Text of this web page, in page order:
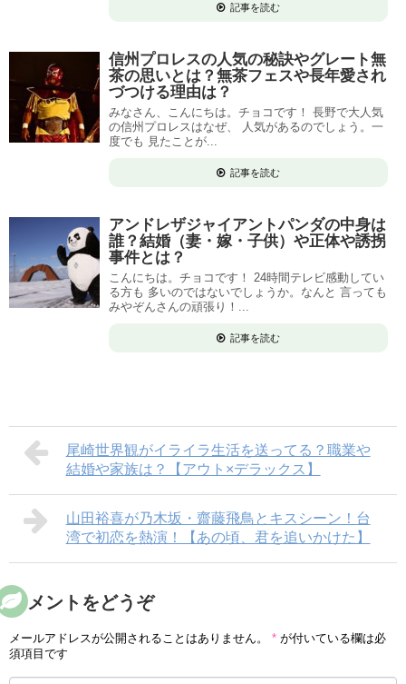
記事を読む
信州プロレスの人気の秘訣やグレート無
茶の思いとは？無茶フェスや長年愛され
づつける理由は？
みなさん、こんにちは。チョコです！ 長野で大人気
の信州プロレスはなぜ、 人気があるのでしょう。一
度でも 見たことが...
記事を読む
アンドレザジャイアントパンダの中身は
誰？結婚（妻・嫁・子供）や正体や誘拐
事件とは？
こんにちは。チョコです！ 24時間テレビ感動してい
る方も 多いのではないでしょうか。なんと 言っても
みやぞんさんの頑張り！...
記事を読む
尾崎世界観がイライラ生活を送ってる？職業や
結婚や家族は？【アウト×デラックス】
山田裕喜が乃木坂・齋藤飛鳥とキスシーン！台
湾で初恋を熱演！【あの頃、君を追いかけた】
コメントをどうぞ
メールアドレスが公開されることはありません。 * が付いている欄は必
須項目です